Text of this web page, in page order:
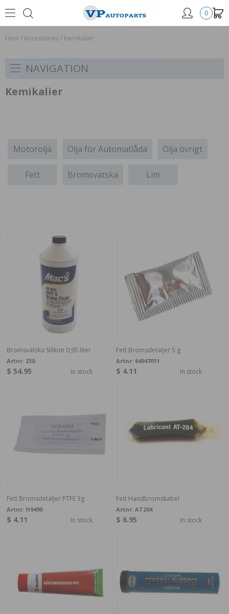
0
Hem /Accessories/ Kemikalier
NAVIGATION
Kemikalier
Motorolja Olja för Automatlåda Olja övrigt
Fett Bromsvätska Lim
Bromsvätska Silikon 0,95 liter
Artnr: 230
$ 54.95 In stock
Fett Bromsdetaljer 5 g
Artnr: 64947011
$ 4.11 In stock
Fett Bromsdetaljer PTFE 3g
Artnr: H9490
$ 4.11 In stock
Fett Handbromskabel
Artnr: AT204
$ 6.95 In stock